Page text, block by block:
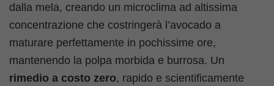
dalla mela, creando un microclima ad altissima
concentrazione che costringerà l’avocado a
maturare perfettamente in pochissime ore,
mantenendo la polpa morbida e burrosa. Un
rimedio a costo zero, rapido e scientificamente